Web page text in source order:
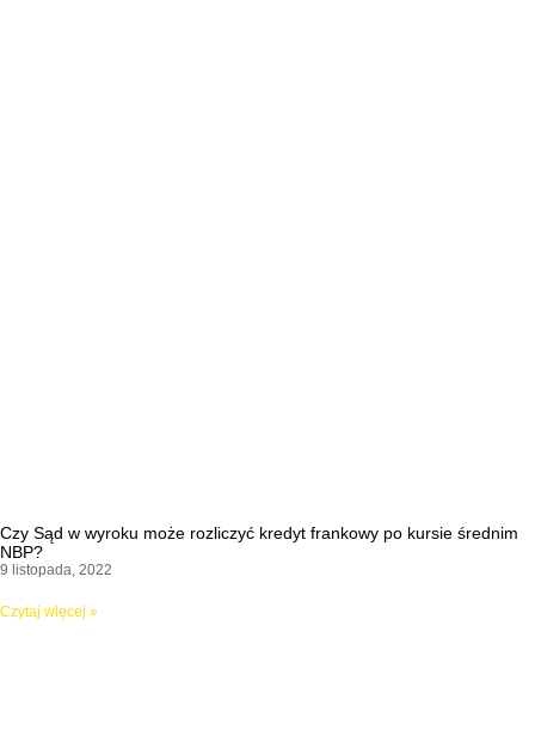
Czy Sąd w wyroku może rozliczyć kredyt frankowy po kursie średnim
NBP?
9 listopada, 2022
Czytaj więcej »